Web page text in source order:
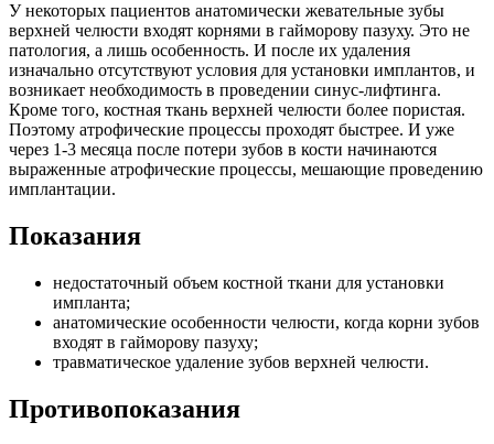
У некоторых пациентов анатомически жевательные зубы
верхней челюсти входят корнями в гайморову пазуху. Это не
патология, а лишь особенность. И после их удаления
изначально отсутствуют условия для установки имплантов, и
возникает необходимость в проведении синус-лифтинга.
Кроме того, костная ткань верхней челюсти более пористая.
Поэтому атрофические процессы проходят быстрее. И уже
через 1-3 месяца после потери зубов в кости начинаются
выраженные атрофические процессы, мешающие проведению
имплантации.
Показания
недостаточный объем костной ткани для установки
импланта;
анатомические особенности челюсти, когда корни зубов
входят в гайморову пазуху;
травматическое удаление зубов верхней челюсти.
Противопоказания